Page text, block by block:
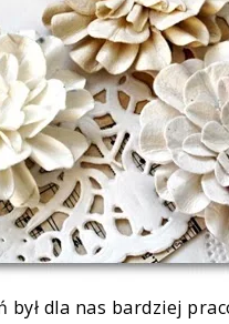
był dla nas bardziej